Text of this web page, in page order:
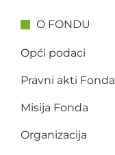
O FONDU
Opći podaci
Pravni akti Fonda
Misija Fonda
Organizacija